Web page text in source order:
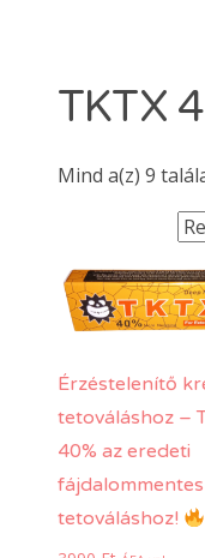
Dermacain 50g
ÜZLETI
Search
TKTX
Mind a(z) 9
Érzéstelenítő
tetováláshoz –
40% az eredeti
fájdalommentes
tetováláshoz!
VÁLASSZON A
ERŐSEBB